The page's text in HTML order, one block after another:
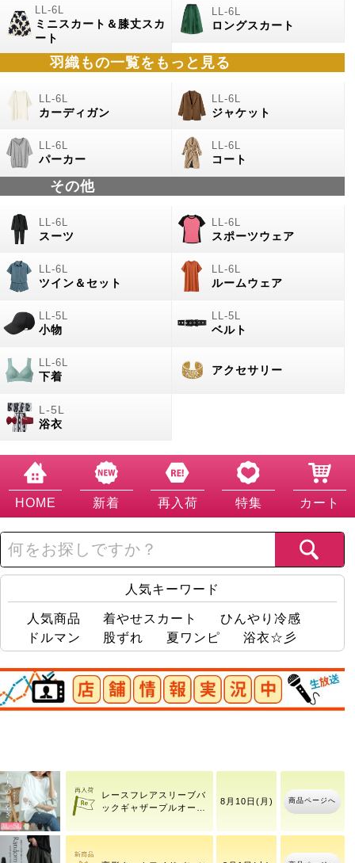
ミニスカート＆膝丈スカ
ート
ロングスカート
羽織もの一覧をもっと見る
カーディガン ジャケット
パーカー コート
その他
スーツ スポーツウェア
ツイン＆セット ルームウェア
小物 ベルト
下着
アクセサリー
浴衣
HOME 新着 再入荷 特集 カート
人気キーワード
人気商品 着やせスカート
ひんやり冷感
ドルマン
股ずれ 夏ワンピ 浴衣☆彡
店舗情報実況中
ックギャザープルオーバ